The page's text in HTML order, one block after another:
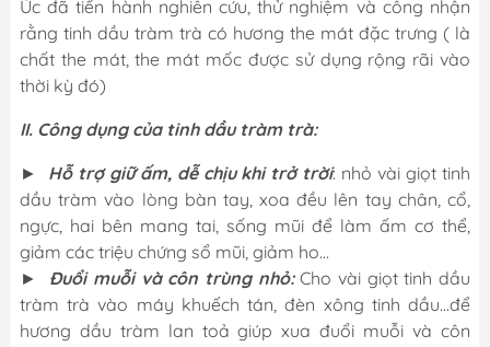
Úc đã tiến hành nghiên cứu, thử nghiệm và công nhận
rằng tinh dầu tràm trà có hương the mát đặc trưng ( là
chất the mát, the mát mốc được sử dụng rộng rãi vào
thời kỳ đó)
II. Công dụng của tinh dầu tràm trà:
► Hỗ trợ giữ ấm, dễ chịu khi trở trời: nhỏ vài giọt tinh
dầu tràm vào lòng bàn tay, xoa đều lên tay chân, cổ,
ngực, hai bên mang tai, sống mũi để làm ấm cơ thể,
giảm các triệu chứng sổ mũi, giảm ho…
► Đuổi muỗi và côn trùng nhỏ:Cho vài giọt tinh dầu
tràm trà vào máy khuếch tán, đèn xông tinh dầu…để
hương dầu tràm lan toả giúp xua đuổi muỗi và côn